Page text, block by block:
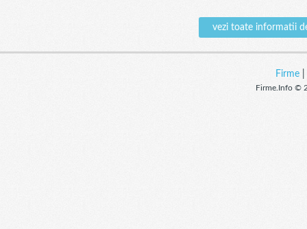
vezi toate informatii
Firme|
Firme.Info ©